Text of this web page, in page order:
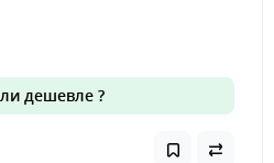
дешевле ?